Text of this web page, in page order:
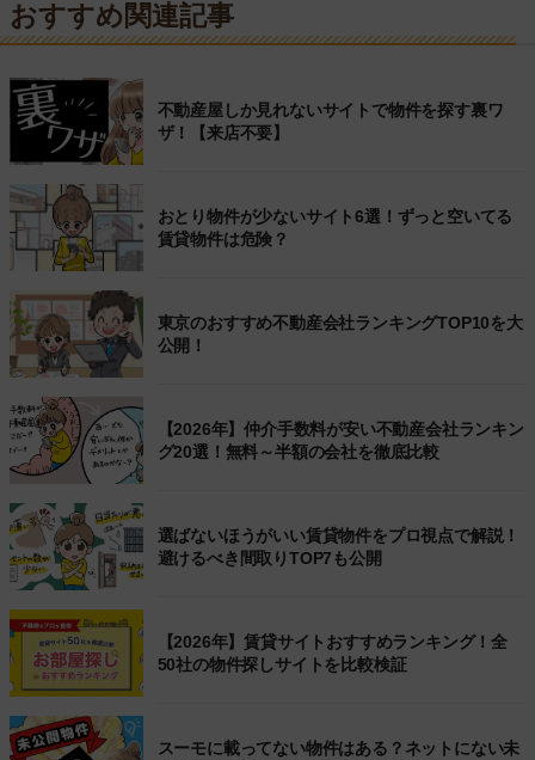
おすすめ関連記事
不動産屋しか見れないサイトで物件を探す裏ワ
ザ！【来店不要】
おとり物件が少ないサイト6選！ずっと空いてる
賃貸物件は危険？
東京のおすすめ不動産会社ランキングTOP10を大
公開！
【2026年】仲介手数料が安い不動産会社ランキン
グ20選！無料～半額の会社を徹底比較
選ばないほうがいい賃貸物件をプロ視点で解説！
避けるべき間取りTOP7も公開
【2026年】賃貸サイトおすすめランキング！全
50社の物件探しサイトを比較検証
スーモに載ってない物件はある？ネットにない未